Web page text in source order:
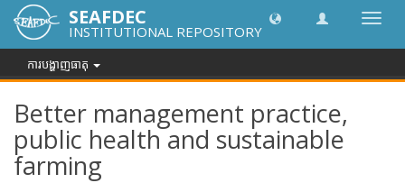
បិទបើក
រុករក
SEAFDEC
INSTITUTIONAL REPOSITORY
ការបង្ហាញធាតុ
Better management practice,
public health and sustainable
farming